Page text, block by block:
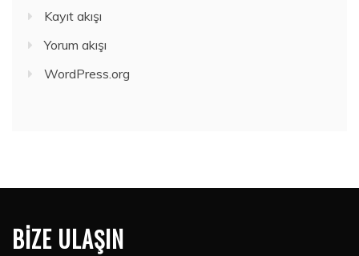
Kayıt akışı
Yorum akışı
WordPress.org
BIZE ULAŞIN